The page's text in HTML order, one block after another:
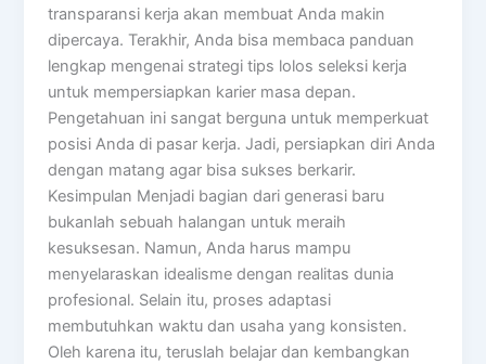
transparansi kerja akan membuat Anda makin
dipercaya. Terakhir, Anda bisa membaca panduan
lengkap mengenai strategi tips lolos seleksi kerja
untuk mempersiapkan karier masa depan.
Pengetahuan ini sangat berguna untuk memperkuat
posisi Anda di pasar kerja. Jadi, persiapkan diri Anda
dengan matang agar bisa sukses berkarir.
Kesimpulan Menjadi bagian dari generasi baru
bukanlah sebuah halangan untuk meraih
kesuksesan. Namun, Anda harus mampu
menyelaraskan idealisme dengan realitas dunia
profesional. Selain itu, proses adaptasi
membutuhkan waktu dan usaha yang konsisten.
Oleh karena itu, teruslah belajar dan kembangkan